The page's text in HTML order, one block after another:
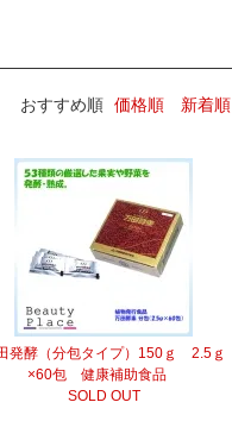
おすすめ順 価格順 新着順
発酵（分包タイプ）150ｇ 2.5ｇ
×60包 健康補助食品
SOLD OUT